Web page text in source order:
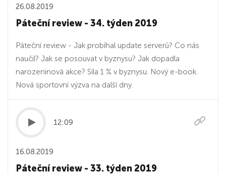
26.08.2019
Páteční review - 34. týden 2019
Páteční review - Jak probíhal update serverů? Co nás
naučil? Jak se posouvat v byznysu? Jak dopadla
narozeninová akce? Síla 1 % v byznysu. Nový e-book.
Nová sportovní výzva na další dny.
12:09
16.08.2019
Páteční review - 33. týden 2019